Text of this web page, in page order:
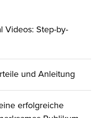
Videos: Step-by-
und Anleitung
erfolgreiche